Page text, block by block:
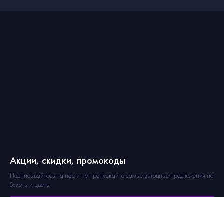
Акции, скидки, промокоды
Подписывайтесь на нас и не пропускайте самые выгодные предложения на
букеты и цветы